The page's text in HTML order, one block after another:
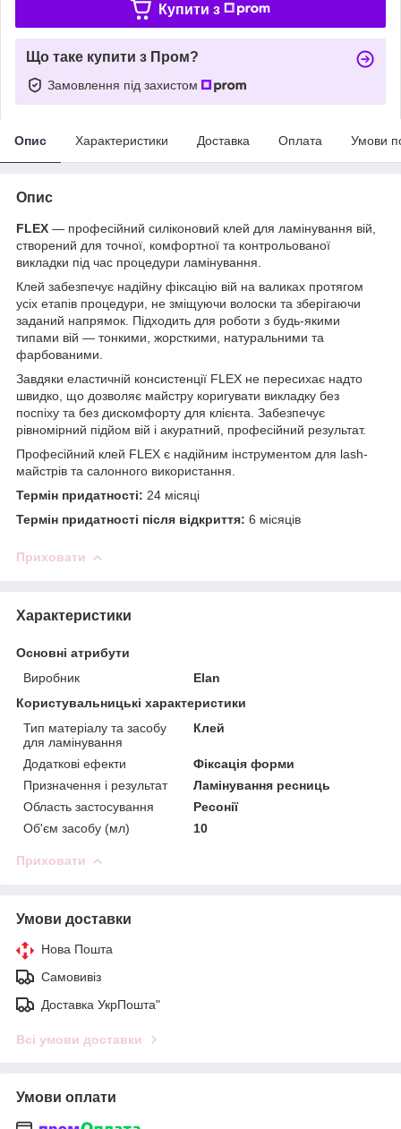
Купити з
Що таке купити з Пром?
Замовлення під захистом
Опис Характеристики Доставка Оплата Умови
Опис
FLEX — професійний силіконовий клей для ламінування вій,
створений для точної, комфортної та контрольованої
викладки під час процедури ламінування.
Клей забезпечує надійну фіксацію вій на валиках протягом
усіх етапів процедури, не зміщуючи волоски та зберігаючи
заданий напрямок. Підходить для роботи з будь-якими
типами вій — тонкими, жорсткими, натуральними та
фарбованими.
Завдяки еластичній консистенції FLEX не пересихає надто
швидко, що дозволяє майстру коригувати викладку без
поспіху та без дискомфорту для клієнта. Забезпечує
рівномірний підйом вій і акуратний, професійний результат.
Професійний клей FLEX є надійним інструментом для lash-
майстрів та салонного використання.
Термін придатності: 24 місяці
Термін придатності після відкриття: 6 місяців
Приховати
Характеристики
Основні атрибути
Виробник
Elan
Користувальницькі характеристики
Тип матеріалу та засобу
для ламінування
Клей
Додаткові ефекти
Фіксація форми
Призначення і результат
Ламінування ресниць
Область застосування
Ресонії
Об'єм засобу (мл)
10
Приховати
Умови доставки
Нова Пошта
Самовивіз
Доставка УкрПошта"
Всі умови доставки
Умови оплати